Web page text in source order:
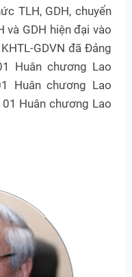
TLH, GDH, chuyển
GDH hiện đại vào
GDVN đã Đảng
Huân chương Lao
Huân chương Lao
Huân chương Lao